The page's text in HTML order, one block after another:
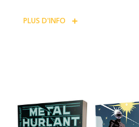
PLUS D'INFO